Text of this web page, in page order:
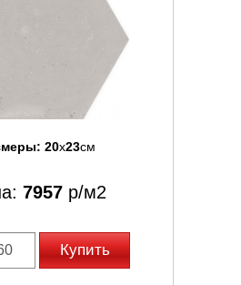
20x23см
7957 р/м2
Купить